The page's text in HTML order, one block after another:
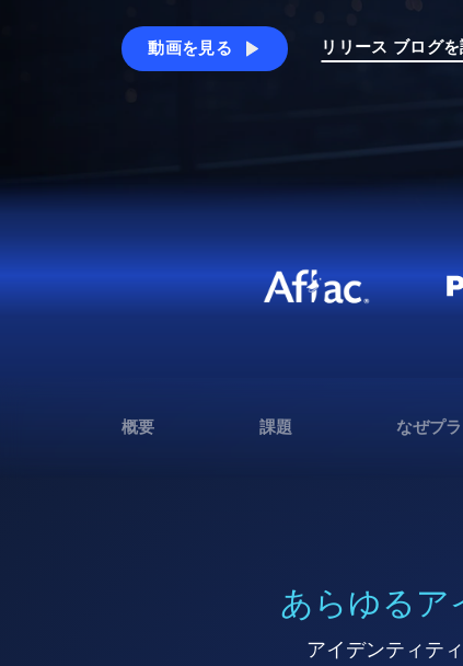
動画を見る リリース ブログ
概要 課題 なぜプ
あらゆるア
アイデンティテ